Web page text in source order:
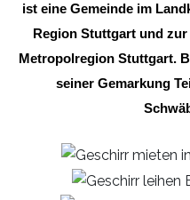
ist eine Gemeinde im
Region Stuttgart und
Metropolregion Stuttgart.
seiner Gemarkung